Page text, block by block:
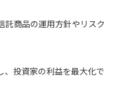
託商品の運用方針やリスク
、投資家の利益を最大化で